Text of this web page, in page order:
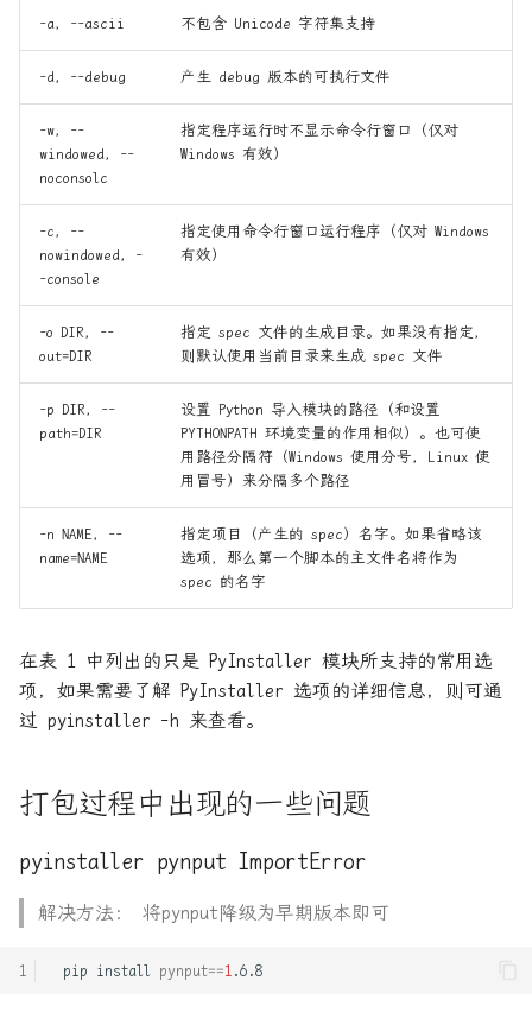
REST framework入坑(5)-模型
REST framework入坑(6)-
Request和Response
REST framework入坑(7)-DRF
的基类和继承关系图
中的七个子类
REST framework入坑(9)-
ViewSet视图集
Redis-缓存更新的几种模式
Redis-缓存有效期与淘汰策略
Redis-缓存穿透and缓存雪崩
语法
Redis_02-事务
Redis_03-事务:PY管道and乐
观锁
Redis_05-分布式设计-哨兵
Rust-tonic(gRPC实现)
什么是 Rust 宏？ —— 浅谈
什么是move？理解C++ Value
categories，move， move
in Rust
从prctl函数开始学习沙箱规
则
从头实现RUST异步BLOCK_ON
修改linux kernel对
sys_call_64系统调用入口进
借由系统调用实现 Linux 原
生线程
关于python的process_time和
Thread_time
影响
内存屏障
在Rust里访问所有者的数据
基于kvm-qemu使用rust开发一
-a，--ascii 不包含 Unicode 字符集支持
-d，--debug 产生 debug 版本的可执行文件
-w，--
windowed，--
noconsolc
指定程序运行时不显示命令行窗口（仅对
Windows 有效）
-c，--
nowindowed，-
-console
指定使用命令行窗口运行程序（仅对 Windows
有效）
-o DIR，--
out=DIR
指定 spec 文件的生成目录。如果没有指定，
则默认使用当前目录来生成 spec 文件
-p DIR，--
path=DIR
设置 Python 导入模块的路径（和设置
PYTHONPATH 环境变量的作用相似）。也可使
用路径分隔符（Windows 使用分号，Linux 使
用冒号）来分隔多个路径
-n NAME，--
name=NAME
指定项目（产生的 spec）名字。如果省略该
选项，那么第一个脚本的主文件名将作为
spec 的名字
在表 1 中列出的只是 PyInstaller 模块所支持的常用选
项，如果需要了解 PyInstaller 选项的详细信息，则可通
过 pyinstaller -h 来查看。
打包过程中出现的一些问题
pyinstaller pynput ImportError
解决方法： 将pynput降级为早期版本即可
pip install pynput==1